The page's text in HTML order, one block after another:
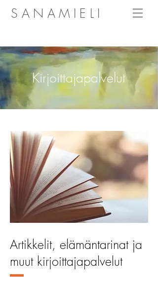
SANAMIELI
Kirjoittajapalvelut
Artikkelit, elämäntarinat ja
muut kirjoittajapalvelut